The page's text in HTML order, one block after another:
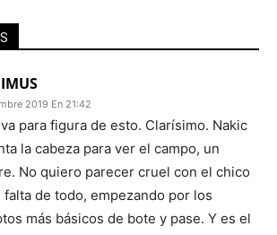
2019 En 21:42
para figura de esto. Clarísimo. Nakic
la cabeza para ver el campo, un
No quiero parecer cruel con el chico
falta de todo, empezando por los
más básicos de bote y pase. Y es el